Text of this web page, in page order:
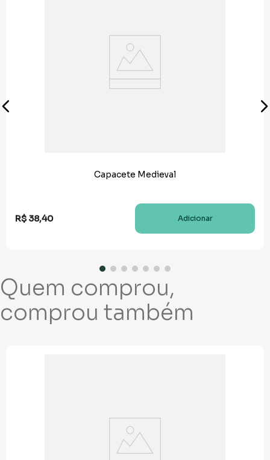
Capacete Medieval
R$ 38,40 Adicionar
Quem comprou,
comprou também